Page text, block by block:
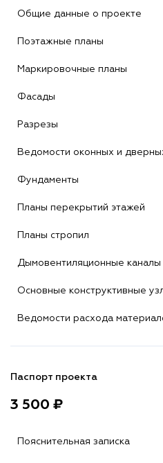
Общие данные о проекте
Поэтажные планы
Маркировочные планы
Фасады
Разрезы
Ведомости оконных и
Фундаменты
Планы перекрытий этажей
Планы стропил
Дымовентиляционные каналы
Основные конструктивные
Ведомости расхода
Паспорт проекта
3 500 ₽
Пояснительная записка